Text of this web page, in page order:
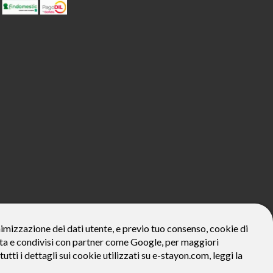
del bene € 800, Tan fisso 12,24% Taeg 12,95%, in 23
prima rata a 90 giorni. Al fine di gestire le tue spese in modo
condizioni economiche e contrattuali, facendo riferimento
dei dati utente, e previo tuo consenso, cookie di
condivisi con partner come Google, per maggiori
i dettagli sui cookie utilizzati su e-stayon.com, leggi la